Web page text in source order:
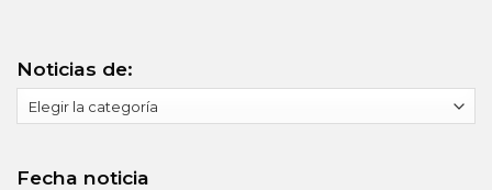
Noticias de:
de:
Fecha noticia